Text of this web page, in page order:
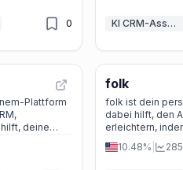
0 KI CRM-Assistent
Plattform
deine
folk
folk ist dein
dabei hilft, den
erleichtern,
erledigt, damit
Unternehmens
10.48%